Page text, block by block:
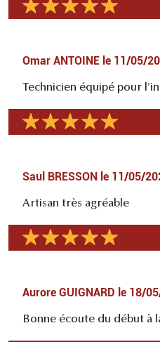
Omar ANTOINE le 11/05/
Technicien équipé pour
Saul BRESSON le 11/05/
Artisan très agréable
Aurore GUIGNARD le 18/
Bonne écoute du début à